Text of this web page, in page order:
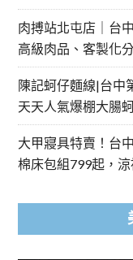
肉搏站北屯店｜台
高級肉品、客製化
陳記蚵仔麵線|台中
天天人氣爆棚大腸
大甲寢具特賣！台
棉床包組799起，